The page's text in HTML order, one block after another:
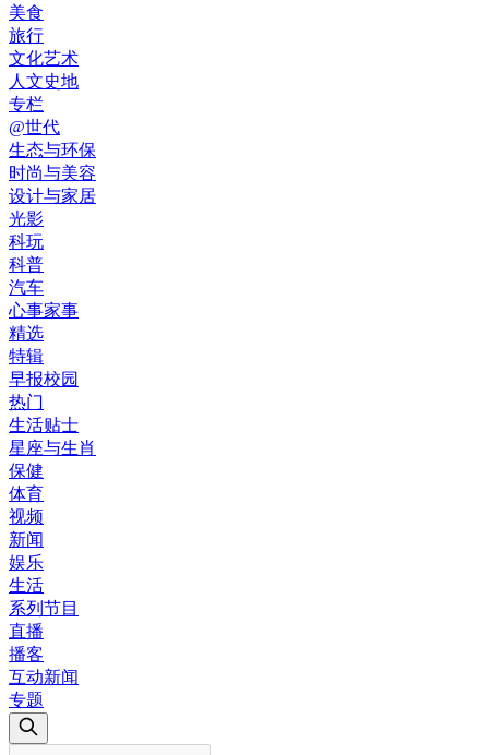
美食
旅行
文化艺术
人文史地
专栏
@世代
生态与环保
时尚与美容
设计与家居
光影
科玩
科普
汽车
心事家事
精选
特辑
早报校园
热门
生活贴士
星座与生肖
保健
体育
视频
新闻
娱乐
生活
系列节目
直播
播客
互动新闻
专题